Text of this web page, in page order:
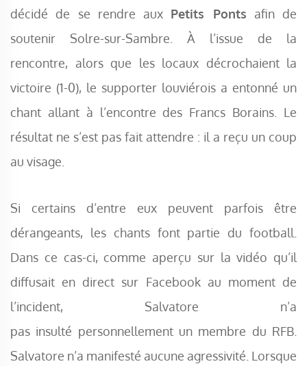
décidé de se rendre aux Petits Ponts afin de
soutenir Solre-sur-Sambre. À l’issue de la
rencontre, alors que les locaux décrochaient la
victoire (1-0), le supporter louviérois a entonné un
chant allant à l’encontre des Francs Borains. Le
résultat ne s’est pas fait attendre : il a reçu un coup
au visage.
Si certains d’entre eux peuvent parfois être
dérangeants, les chants font partie du football.
Dans ce cas-ci, comme aperçu sur la vidéo qu’il
diffusait en direct sur Facebook au moment de
l’incident, Salvatore n’a
pas insulté personnellement un membre du RFB.
Salvatore n’a manifesté aucune agressivité. Lorsque